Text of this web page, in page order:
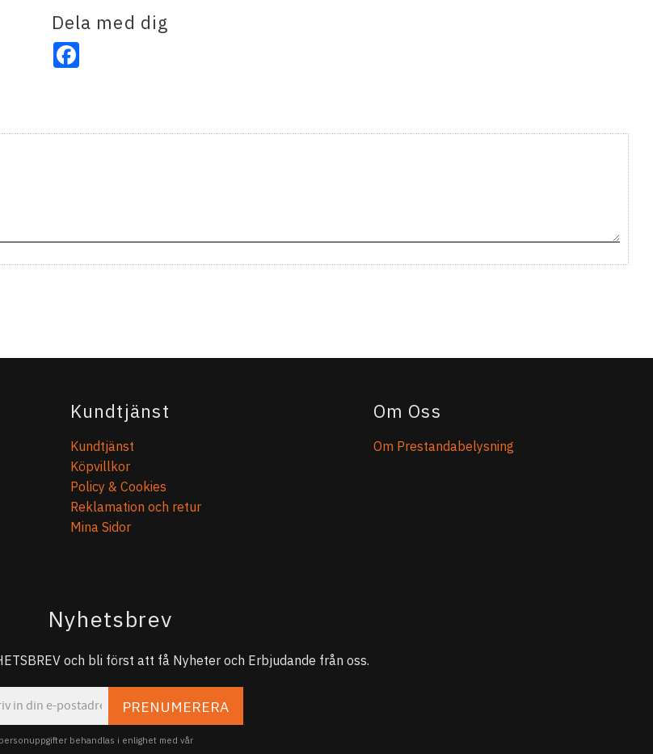
Dela med dig
Facebook
Kundtjänst
Kundtjänst
Köpvillkor
Policy & Cookies
Reklamation och retur
Mina Sidor
Om Oss
Om Prestandabelysning
Nyhetsbrev
och bli först att få Nyheter och Erbjudande från oss.
PRENUMERERA
behandlas i enlighet med vår